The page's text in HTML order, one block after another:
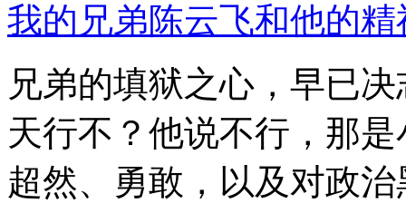
我的兄弟陈云飞和他的
兄弟的填狱之心，早已
天行不？他说不行，那
超然、勇敢，以及对政